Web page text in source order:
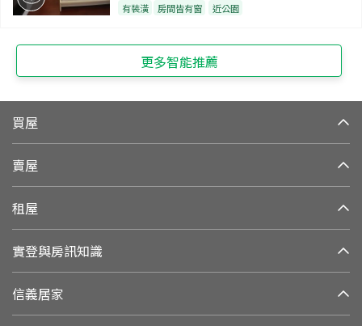
有裝潢 房間皆有窗 近公園
更多智能推薦
買屋
賣屋
租屋
實登與房訊知識
信義居家